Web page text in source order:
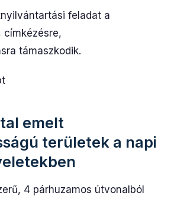
feladat a
címkézésre,
támaszkodik.
emelt
területek a napi
4 párhuzamos útvonalból